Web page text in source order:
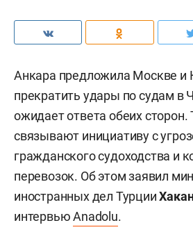
Анкара предложила Москве и
прекратить удары по судам в
ожидает ответа обеих сторон.
связывают инициативу с
гражданского судоходства и
перевозок. Об этом заявил
иностранных дел Турции
интервьюAnadolu.